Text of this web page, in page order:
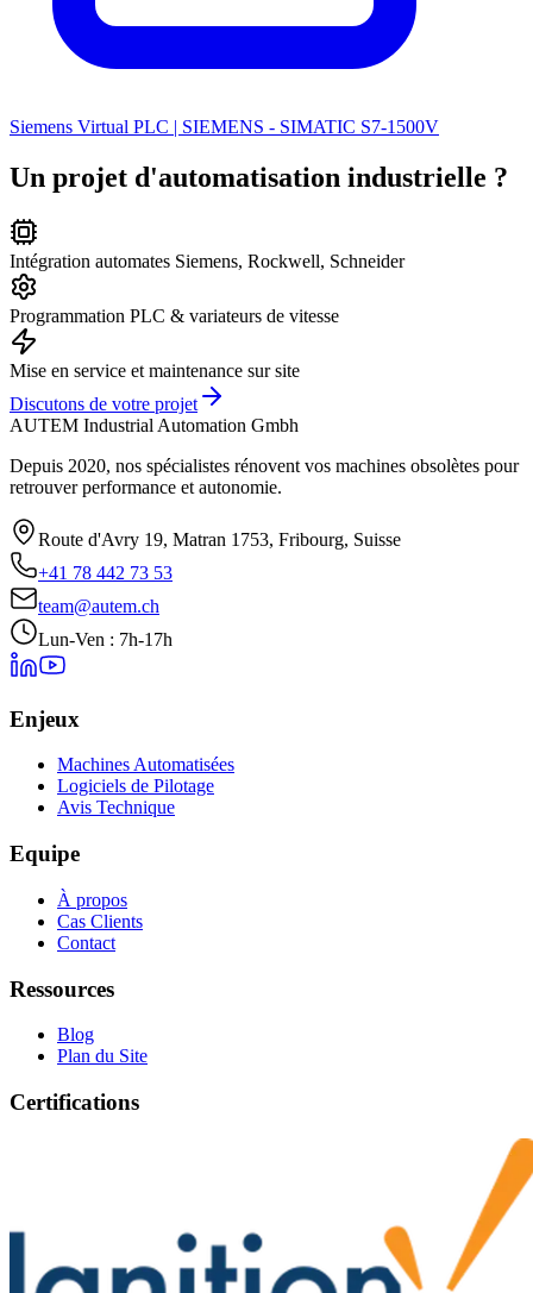
Siemens Virtual PLC | SIEMENS - SIMATIC S7-1500V
Un projet d'automatisation industrielle ?
Intégration automates Siemens, Rockwell, Schneider
Programmation PLC & variateurs de vitesse
Mise en service et maintenance sur site
Discutons de votre projet
AUTEM Industrial Automation Gmbh
Depuis 2020, nos spécialistes rénovent vos machines obsolètes pour
retrouver performance et autonomie.
Route d'Avry 19, Matran 1753, Fribourg, Suisse
+41 78 442 73 53
team@autem.ch
Lun-Ven : 7h-17h
Enjeux
Machines Automatisées
Logiciels de Pilotage
Avis Technique
Equipe
À propos
Cas Clients
Contact
Ressources
Blog
Plan du Site
Certifications